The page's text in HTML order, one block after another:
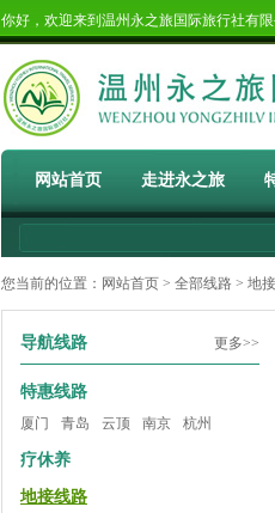
你好，欢迎来到温州永之旅国际旅行社有限
网站首页 走进永之旅
您当前的位置： 网站首页 > 全部线路 > 地
导航线路 更多>>
特惠线路
厦门 青岛 云顶 南京 杭州
疗休养
地接线路